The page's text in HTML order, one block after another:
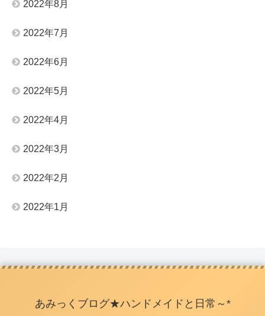
2022年8月
2022年7月
2022年6月
2022年5月
2022年4月
2022年3月
2022年2月
2022年1月
あみっくブログ★ハンドメイドと日常～*